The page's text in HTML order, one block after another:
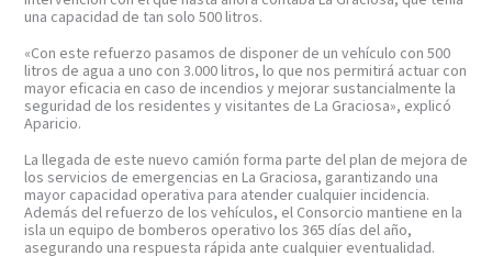
una capacidad de tan solo 500 litros.
«Con este refuerzo pasamos de disponer de un vehículo con 500
litros de agua a uno con 3.000 litros, lo que nos permitirá actuar con
mayor eficacia en caso de incendios y mejorar sustancialmente la
seguridad de los residentes y visitantes de La Graciosa», explicó
Aparicio.
La llegada de este nuevo camión forma parte del plan de mejora de
los servicios de emergencias en La Graciosa, garantizando una
mayor capacidad operativa para atender cualquier incidencia.
Además del refuerzo de los vehículos, el Consorcio mantiene en la
isla un equipo de bomberos operativo los 365 días del año,
asegurando una respuesta rápida ante cualquier eventualidad.